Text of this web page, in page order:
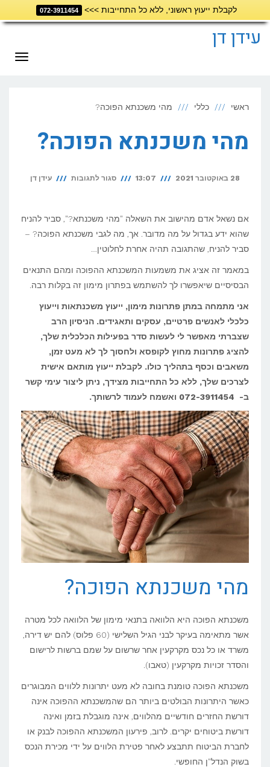
לקבלת ייעוץ ראשוני, ללא כל התחייבות >>> 072-3911454
לתוכןעידן דן
ראשי כללי מהי משכנתא הפוכה?
מהי משכנתא הפוכה?
28 באוקטובר 2021 13:07 סגור לתגובות על
משכנתא
הפוכה?
עידן דן
אם נשאל אדם מהישוב את השאלה "מהי משכנתא?", סביר להניח
שהוא ידע בגדול על מה מדובר. אך, מה לגבי משכנתא הפוכה? –
סביר להניח, שהתגובה תהיה אחרת לחלוטין…
במאמר זה אציג את משמעות המשכנתא ההפוכה ומהם התנאים
הבסיסיים שיאפשרו לך להשתמש בפתרון מימון זה בקלות רבה.
אני מתמחה במתן פתרונות מימון, ייעוץ משכנתאות וייעוץ
כלכלי לאנשים פרטיים, עסקים ותאגידים. הניסיון הרב
שצברתי מאפשר לי לעשות סדר בפעילות הכלכלית שלך,
להציג פתרונות מחוץ לקופסא ולחסוך לך לא מעט זמן,
משאבים וכסף בתהליך כולו. לקבלת ייעוץ מותאם אישית
לצרכים שלך, ללא כל התחייבות מצידך, ניתן ליצור עימי קשר
ב- 072-3911454
ואשמח לעמוד לרשותך.
מהי משכנתא הפוכה?
משכנתא הפוכה היא הלוואה בתנאי מימון של הלוואה לכל מטרה
אשר מתאימה בעיקר לבני הגיל השלישי (60 פלוס) להם יש דירה,
משרד או כל נכס מקרקעין אחר שרשום על שמם ברשות לרישום
והסדר זכויות מקרקעין (טאבו).
משכנתא הפוכה טומנת בחובה לא מעט יתרונות ללווים המבוגרים
כאשר היתרונות הבולטים ביותר הם שהמשכנתא ההפוכה אינה
דורשת החזרים חודשיים מהלווים, אינה מוגבלת בזמן ואינה
דורשת ביטוחים יקרים. לרוב, פירעון המשכנתא ההפוכה לבנק או
לחברת הביטוח תתבצע לאחר פטירת הלווים על ידי מכירת הנכס
בשוק הנדל"ן החופשי.